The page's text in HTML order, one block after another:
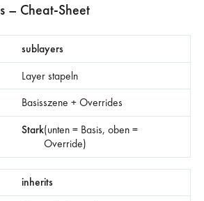
– Cheat-Sheet
sublayers
Layer stapeln
Basisszene + Overrides
Stark(unten = Basis, oben =
Override)
inherits